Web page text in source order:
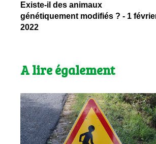
Existe-il des animaux
génétiquement modifiés ? - 1
2022
A lire également